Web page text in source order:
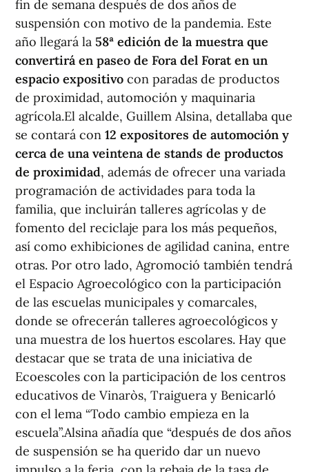
fin de semana después de dos años de
suspensión con motivo de la pandemia. Este
año llegará la 58ª edición de la muestra que
convertirá en paseo de Fora del Forat en un
espacio expositivo con paradas de productos
de proximidad, automoción y maquinaria
agrícola.El alcalde, Guillem Alsina, detallaba que
se contará con 12 expositores de automoción y
cerca de una veintena de stands de productos
de proximidad, además de ofrecer una variada
programación de actividades para toda la
familia, que incluirán talleres agrícolas y de
fomento del reciclaje para los más pequeños,
así como exhibiciones de agilidad canina, entre
otras. Por otro lado, Agromoció también tendrá
el Espacio Agroecológico con la participación
de las escuelas municipales y comarcales,
donde se ofrecerán talleres agroecológicos y
una muestra de los huertos escolares. Hay que
destacar que se trata de una iniciativa de
Ecoescoles con la participación de los centros
educativos de Vinaròs, Traiguera y Benicarló
con el lema “Todo cambio empieza en la
escuela”.Alsina añadía que “después de dos años
de suspensión se ha querido dar un nuevo